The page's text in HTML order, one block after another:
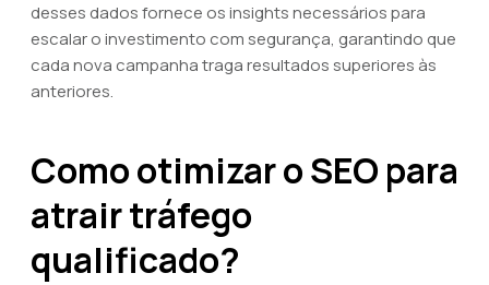
desses dados fornece os insights necessários para
escalar o investimento com segurança, garantindo que
cada nova campanha traga resultados superiores às
anteriores.
Como otimizar o SEO para
atrair tráfego
qualificado?